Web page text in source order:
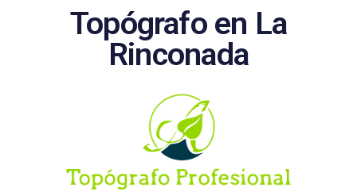
Topógrafo en La
Rinconada